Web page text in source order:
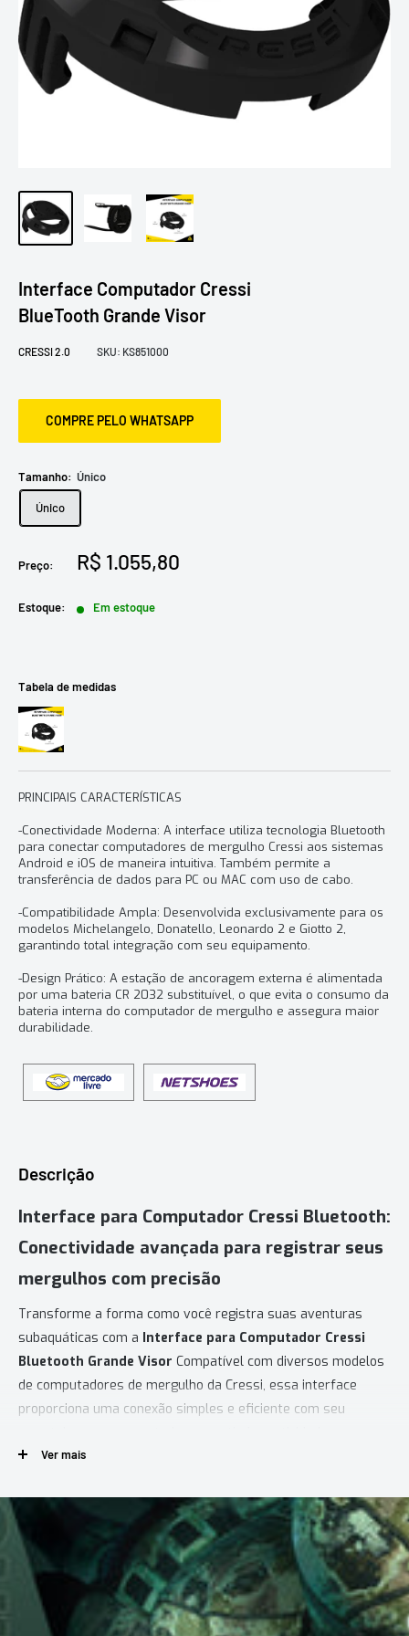
Interface Computador Cressi
BlueTooth Grande Visor
CRESSI 2.0 SKU: KS851000
COMPRE PELO WHATSAPP
Tamanho: Único
Único
Preço:
Preço
R$ 1.055,80
Estoque: Em estoque
Tabela de medidas
PRINCIPAIS CARACTERÍSTICAS
-Conectividade Moderna: A interface utiliza tecnologia Bluetooth
para conectar computadores de mergulho Cressi aos sistemas
Android e iOS de maneira intuitiva. Também permite a
transferência de dados para PC ou MAC com uso de cabo.
-Compatibilidade Ampla: Desenvolvida exclusivamente para os
modelos Michelangelo, Donatello, Leonardo 2 e Giotto 2,
garantindo total integração com seu equipamento.
-Design Prático: A estação de ancoragem externa é alimentada
por uma bateria CR 2032 substituível, o que evita o consumo da
bateria interna do computador de mergulho e assegura maior
durabilidade.
Descrição
Interface para Computador Cressi Bluetooth:
Conectividade avançada para registrar seus
mergulhos com precisão
Transforme a forma como você registra suas aventuras
subaquáticas com a Interface para Computador Cressi
Bluetooth Grande Visor Compatível com diversos modelos
de computadores de mergulho da Cressi, essa interface
proporciona uma conexão simples e eficiente com seu
tecnologia de ponta em cada mergulho.
PRINCIPAIS CARACTERÍSTICAS
: A interface utiliza tecnologia Bluetooth
para conectar computadores de mergulho Cressi aos sistemas
Android e iOS de maneira intuitiva. Também permite a transferência
de dados para PC ou MAC com uso de cabo.
Compatibilidade Ampla: Desenvolvida exclusivamente para os
Ver mais